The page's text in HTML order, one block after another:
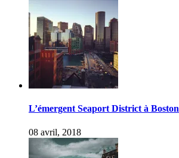
L’émergent Seaport District à Boston
08 avril, 2018